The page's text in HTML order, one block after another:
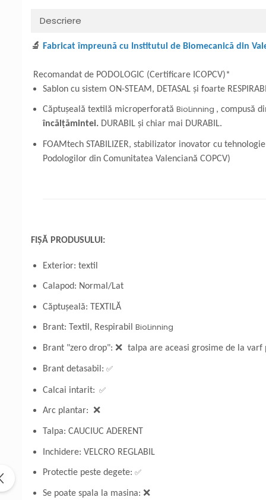
Descriere
🔬 Fabricat împreună cu Institutul de Biomecanică din
Recomandat de PODOLOGIC (Certificare ICOPCV)*
Sablon cu sistem ON-STEAM, DETASAL și foarte
Căptușeală textilă microperforată BioLinning , compusă
încălțămintei. DURABIL și chiar mai DURABIL.
FOAMtech STABILIZER, stabilizator inovator cu
Podologilor din Comunitatea Valenciană COPCV)
FIȘĂ PRODUSULUI:
Exterior: textil
Calapod: Normal/Lat
Căptușeală: TEXTILĂ
Brant: Textil, Respirabil BioLinning
Brant "zero drop": ❌ talpa are aceasi grosime de la varf
Brant detasabil: ✅
Calcai intarit: ✅
Arc plantar: ❌
Talpa: CAUCIUC ADERENT
Inchidere: VELCRO REGLABIL
Protectie peste degete: ✅
Se poate spala la masina: ❌